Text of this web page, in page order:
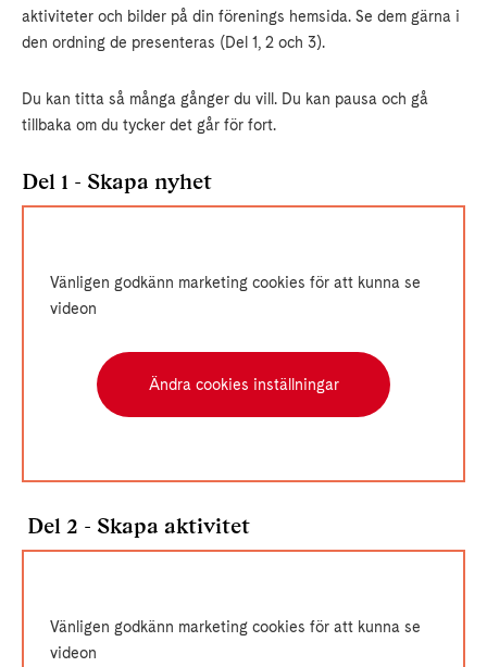
aktiviteter och bilder på din förenings hemsida. Se dem gärna i
den ordning de presenteras (Del 1, 2 och 3).
Du kan titta så många gånger du vill. Du kan pausa och gå
tillbaka om du tycker det går för fort.
Del 1 - Skapa nyhet
Vänligen godkänn marketing cookies för att kunna se
videon
Ändra cookies inställningar
Del 2 - Skapa aktivitet
Vänligen godkänn marketing cookies för att kunna se
videon